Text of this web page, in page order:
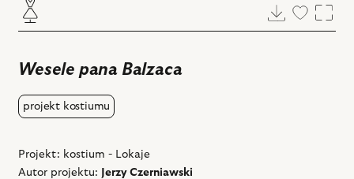
Pobierz
Dodaj
Wesele pana Balzaca
projekt kostiumu
Projekt: kostium - Lokaje
Autor projektu:
Jerzy Czerniawski